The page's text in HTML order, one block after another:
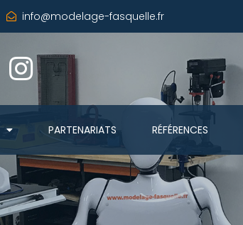
info@modelage-fasquelle.fr
PARTENARIATS RÉFÉRENCES